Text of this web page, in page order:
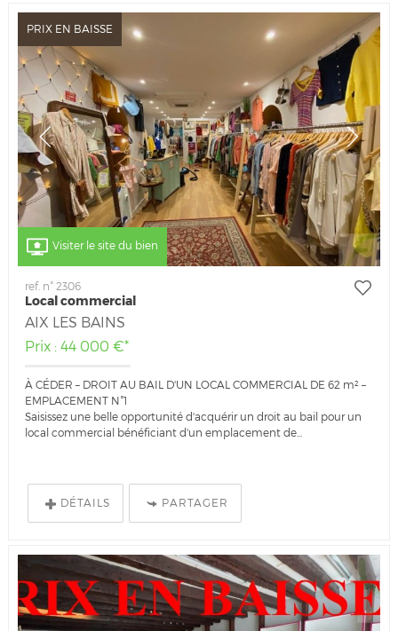
Visiter le site du bien
PRIX EN BAISSE
ref. n° 2306
Local commercial
AIX LES BAINS
Prix : 44 000 €*
À CÉDER – DROIT AU BAIL D'UN LOCAL COMMERCIAL DE 62 m² –
EMPLACEMENT N°1
Saisissez une belle opportunité d'acquérir un droit au bail pour un
local commercial bénéficiant d'un emplacement de...
DÉTAILS PARTAGER